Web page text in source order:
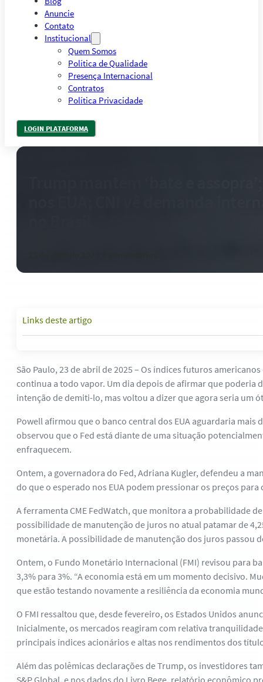
Anuncie
Contato
Institucional
Quem Somos
Política de Qualidade
Presença Internacional
Contratos
Política Privacidade
LOGIN PLATAFORMA
Links deste artigo
São Paulo, 23 de abril de 2025 – Os índices futuros
continua a todo vapor. Um dia depois de afirmar que poderia
intenção de demiti-lo, mas voltou a dizer que agora seria um
Powell afirmou que o banco central dos EUA aguardaria mais
observou que o Fed está diante de uma situação
enfraquecem.
Ontem, a governadora do Fed, Adriana Kugler, defendeu a
do que o esperado nos EUA podem pressionar os preços
A ferramenta CME FedWatch, que monitora a probabilidade
possibilidade de manutenção de juros no atual patamar de
monetária. A possibilidade de manutenção dos juros passou
Ontem, o Fundo Monetário Internacional (FMI) revisou para
3,3% para 3%. “A economia está em um momento decisivo.
que estão testando novamente a resiliência da economia
O FMI ressaltou que, desde fevereiro, os Estados Unidos
Inicialmente, os mercados reagiram com relativa
principais índices acionários e altas nos rendimentos dos
Além das polêmicas declarações de Trump, os investidores
S&P Global, e nos dados do Livro Bege, relatório econômico